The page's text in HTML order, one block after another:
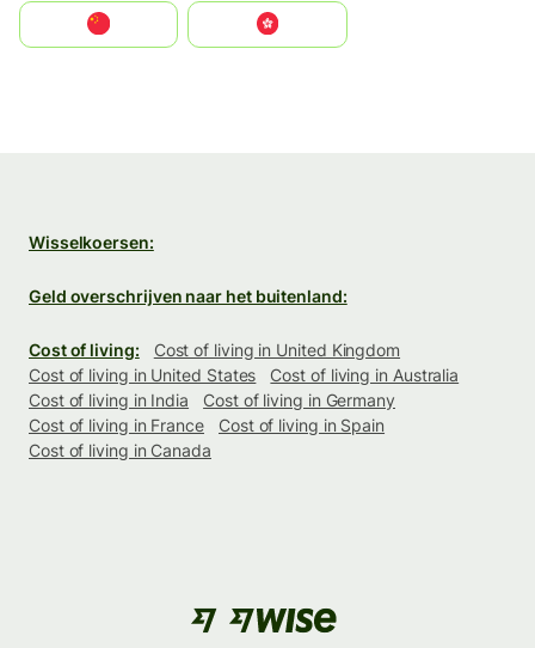
中國香港特別行政區
Wisselkoersen:
Geld overschrijven naar het buitenland:
Cost of living:
Cost of living in United Kingdom
Cost of living in United States
Cost of living in Australia
Cost of living in India
Cost of living in Germany
Cost of living in France
Cost of living in Spain
Cost of living in Canada